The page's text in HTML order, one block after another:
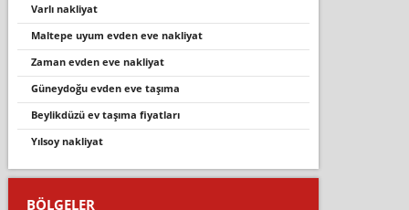
varli nakli̇yat
maltepe uyum evden eve nakliyat
zaman evden eve nakliyat
güneydoğu evden eve taşıma
beylikdüzü ev taşıma fiyatları
yilsoy nakli̇yat
BÖLGELER